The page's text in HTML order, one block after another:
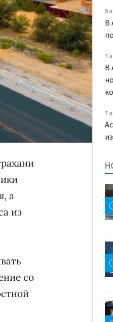
8
В
7
В
7
а
из
со